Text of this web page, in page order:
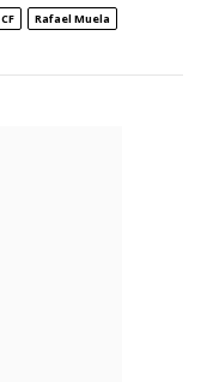
Rafael Muela